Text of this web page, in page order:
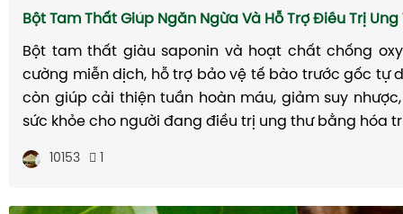
Bột Tam Thất Giúp Ngăn Ngừa Và Hỗ Trợ Điều Trị Ung
Bột tam thất giàu saponin và hoạt chất chống
cường miễn dịch, hỗ trợ bảo vệ tế bào trước gốc tự
còn giúp cải thiện tuần hoàn máu, giảm suy
sức khỏe cho người đang điều trị ung thư bằng hóa
10153 1